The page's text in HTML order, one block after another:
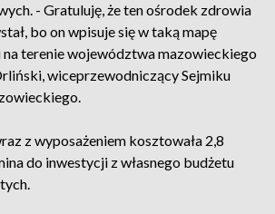
- Gratuluję, że ten ośrodek zdrowia
bo on wpisuje się w taką mapę
terenie województwa mazowieckiego
wiceprzewodniczący Sejmiku
z wyposażeniem kosztowała 2,8
do inwestycji z własnego budżetu